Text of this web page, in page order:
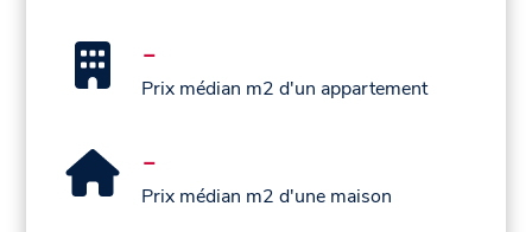
-
Prix médian m2 d'un appartement
-
Prix médian m2 d'une maison